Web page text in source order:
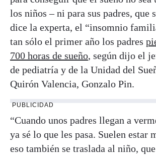
los niños – ni para sus padres, que
dice la experta, el “insomnio
tan sólo el primer año los padres
700 horas de sueño, según dijo el
de pediatría y de la Unidad del
Quirón Valencia, Gonzalo Pin.
PUBLICIDAD
“Cuando unos padres llegan a
ya sé lo que les pasa. Suelen estar
eso también se traslada al niño,